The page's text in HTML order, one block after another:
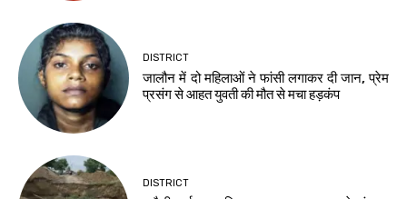
DISTRICT
जालौन में दो महिलाओं ने फांसी लगाकर दी जान, प्रेम
प्रसंग से आहत युवती की मौत से मचा हड़कंप
DISTRICT